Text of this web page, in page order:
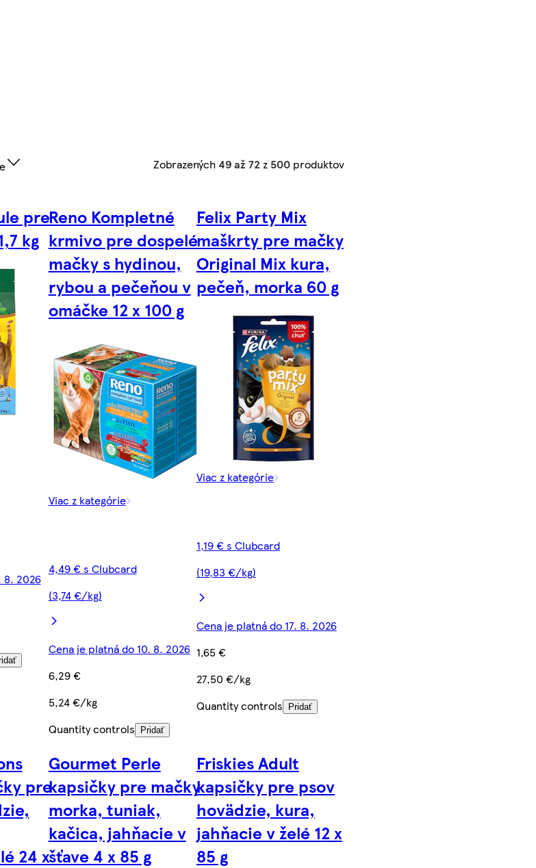
Zobrazených49 až 72 z 500 produktov
pre
kg
8. 2026
Reno Kompletné
krmivo pre dospelé
mačky s hydinou,
rybou a pečeňou v
omáčke 12 x 100 g
Viac z kategórie
4,49 € s Clubcard
(3,74 €/kg)
Cena je platná do 10. 8. 2026
6,29 €
5,24 €/kg
Quantity controls
Pridať
Felix Party Mix
maškrty pre mačky
Original Mix kura,
pečeň, morka 60 g
Viac z kategórie
1,19 € s Clubcard
(19,83 €/kg)
Cena je platná do 17. 8. 2026
1,65 €
27,50 €/kg
Quantity controls
Pridať
pre
24 x
Gourmet Perle
kapsičky pre mačky
morka, tuniak,
kačica, jahňacie v
šťave 4 x 85 g
Friskies Adult
kapsičky pre psov
hovädzie, kura,
jahňacie v želé 12 x
85 g